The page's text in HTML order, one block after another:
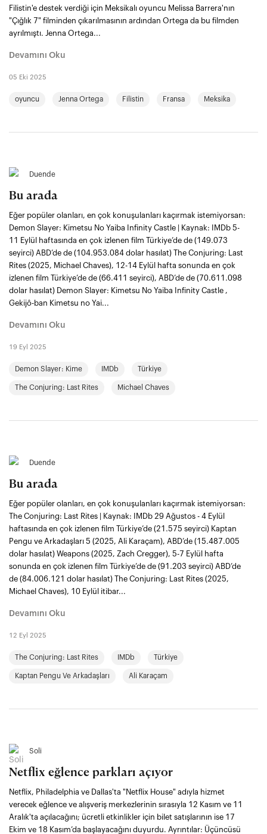
Filistin'e destek verdiği için Meksikalı oyuncu Melissa Barrera'nın
"Çığlık 7" filminden çıkarılmasının ardından Ortega da bu filmden
ayrılmıştı. Jenna Ortega...
Devamını Oku
05 Eki 2025
oyuncu Jenna Ortega Filistin Fransa Meksika
Duende
Bu arada
Eğer popüler olanları, en çok konuşulanları kaçırmak istemiyorsan:
Demon Slayer: Kimetsu No Yaiba Infinity Castle | Kaynak: IMDb 5-
11 Eylül haftasında en çok izlenen film Türkiye’de de (149.073
seyirci) ABD’de de (104.953.084 dolar hasılat) The Conjuring: Last
Rites (2025, Michael Chaves), 12-14 Eylül hafta sonunda en çok
izlenen film Türkiye’de de (66.411 seyirci), ABD’de de (70.611.098
dolar hasılat) Demon Slayer: Kimetsu No Yaiba Infinity Castle ,
Gekijô-ban Kimetsu no Yai...
Devamını Oku
19 Eyl 2025
Demon Slayer: Kime IMDb Türkiye
The Conjuring: Last Rites Michael Chaves
Duende
Bu arada
Eğer popüler olanları, en çok konuşulanları kaçırmak istemiyorsan:
The Conjuring: Last Rites | Kaynak: IMDb 29 Ağustos - 4 Eylül
haftasında en çok izlenen film Türkiye’de (21.575 seyirci) Kaptan
Pengu ve Arkadaşları 5 (2025, Ali Karaçam), ABD’de (15.487.005
dolar hasılat) Weapons (2025, Zach Cregger), 5-7 Eylül hafta
sonunda en çok izlenen film Türkiye’de de (91.203 seyirci) ABD’de
de (84.006.121 dolar hasılat) The Conjuring: Last Rites (2025,
Michael Chaves), 10 Eylül itibar...
Devamını Oku
12 Eyl 2025
The Conjuring: Last Rites IMDb Türkiye
Kaptan Pengu Ve Arkadaşları Ali Karaçam
Soli
Netflix eğlence parkları açıyor
Netflix, Philadelphia ve Dallas'ta "Netflix House" adıyla hizmet
verecek eğlence ve alışveriş merkezlerinin sırasıyla 12 Kasım ve 11
Aralık'ta açılacağını; ücretli etkinlikler için bilet satışlarının ise 17
Ekim ve 18 Kasım’da başlayacağını duyurdu. Ayrıntılar: Üçüncüsü